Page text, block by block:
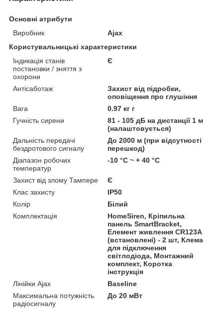
Основні атрибути
Виробник
Ajax
Користувальницькі характеристики
Індикація станів
постановки / зняття з
охорони
Є
Антісаботаж
Захист від підробки,
оповіщення про глушіння
Вага
0.97 кг г
Гучність сирени
81 - 105 дБ на дистанції 1 м
(налаштовується)
Дальність передачі
бездротового сигналу
До 2000 м (при відсутності
перешкод)
Діапазон робочих
температур
-10 °C ~ + 40 °C
Захист від злому Тампере
Є
Клас захисту
IP50
Колір
Білий
Комплектація
HomeSiren, Кріпильна
панель SmartBracket,
Елемент живлення CR123A
(встановлені) - 2 шт, Клема
для підключення
світлодіода, Монтажний
комплект, Коротка
інструкція
Лінійки Ajax
Baseline
Максимальна потужність
радіосигналу
До 20 мВт